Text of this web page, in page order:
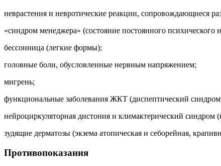
неврастения и невротические реакции, сопровождающиеся
«синдром менеджера» (состояние постоянного психического
бессонница (легкие формы);
головные боли, обусловленные нервным напряжением;
мигрень;
функциональные заболевания ЖКТ (диспептический
нейроциркуляторная дистония и климактерический синдром
зудящие дерматозы (экзема атопическая и себорейная,
Противопоказания